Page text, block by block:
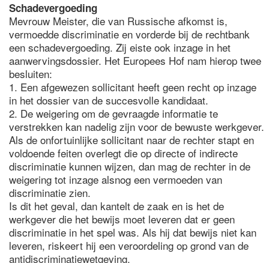
Schadevergoeding
Mevrouw Meister, die van Russische afkomst is,
vermoedde discriminatie en vorderde bij de rechtbank
een schadevergoeding. Zij eiste ook inzage in het
aanwervingsdossier. Het Europees Hof nam hierop twee
besluiten:
1. Een afgewezen sollicitant heeft geen recht op inzage
in het dossier van de succesvolle kandidaat.
2. De weigering om de gevraagde informatie te
verstrekken kan nadelig zijn voor de bewuste werkgever.
Als de onfortuinlijke sollicitant naar de rechter stapt en
voldoende feiten overlegt die op directe of indirecte
discriminatie kunnen wijzen, dan mag de rechter in de
weigering tot inzage alsnog een vermoeden van
discriminatie zien.
Is dit het geval, dan kantelt de zaak en is het de
werkgever die het bewijs moet leveren dat er geen
discriminatie in het spel was. Als hij dat bewijs niet kan
leveren, riskeert hij een veroordeling op grond van de
antidiscriminatiewetgeving.